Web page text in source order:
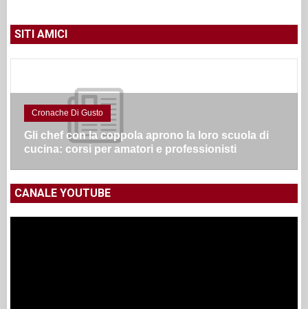
SITI AMICI
Cronache Di Gusto
Gli chef con la coppola aprono la loro scuola di
cucina: corsi per amatori e professionisti
CANALE YOUTUBE